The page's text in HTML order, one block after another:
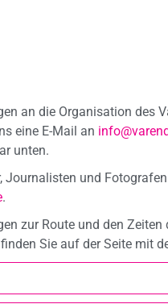
an die Organisation des
eine E-Mail an
unten.
Journalisten und
.
zur Route und den Zeiten
Sie auf der Seite mit